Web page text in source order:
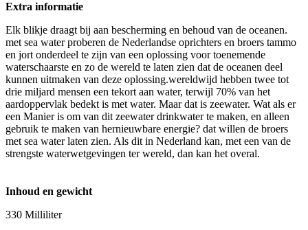
Extra informatie
Elk blikje draagt bij aan bescherming en behoud van de oceanen.
met sea water proberen de Nederlandse oprichters en broers tammo
en jort onderdeel te zijn van een oplossing voor toenemende
waterschaarste en zo de wereld te laten zien dat de oceanen deel
kunnen uitmaken van deze oplossing.wereldwijd hebben twee tot
drie miljard mensen een tekort aan water, terwijl 70% van het
aardoppervlak bedekt is met water. Maar dat is zeewater. Wat als er
een Manier is om van dit zeewater drinkwater te maken, en alleen
gebruik te maken van hernieuwbare energie? dat willen de broers
met sea water laten zien. Als dit in Nederland kan, met een van de
strengste waterwetgevingen ter wereld, dan kan het overal.
Inhoud en gewicht
330 Milliliter